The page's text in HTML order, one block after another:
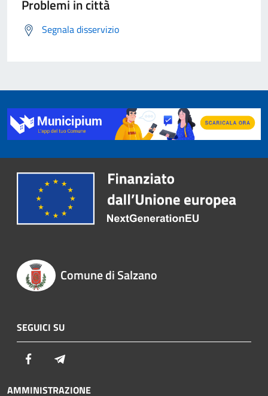
Problemi in città
Segnala disservizio
Comune di Salzano
SEGUICI SU
Facebook
AMMINISTRAZIONE